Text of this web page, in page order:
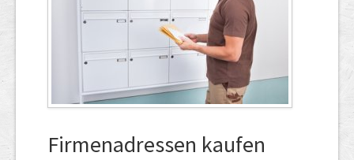
Firmenadressen kaufen